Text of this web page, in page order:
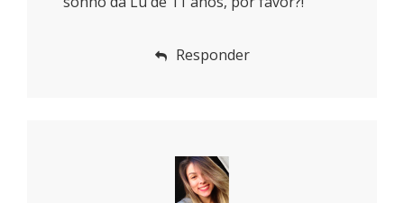
Responder